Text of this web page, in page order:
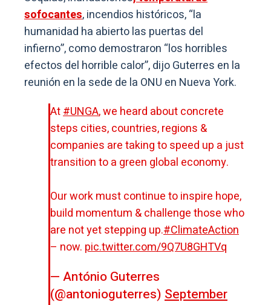
sofocantes, incendios históricos, “la
humanidad ha abierto las puertas del
infierno”, como demostraron “los horribles
efectos del horrible calor”, dijo Guterres en la
reunión en la sede de la ONU en Nueva York.
At#UNGA, we heard about concrete
steps cities, countries, regions &
companies are taking to speed up a just
transition to a green global economy.
Our work must continue to inspire hope,
build momentum & challenge those who
are not yet stepping up.#ClimateAction
– now. pic.twitter.com/9Q7U8GHTVq
— António Guterres
(@antonioguterres) September